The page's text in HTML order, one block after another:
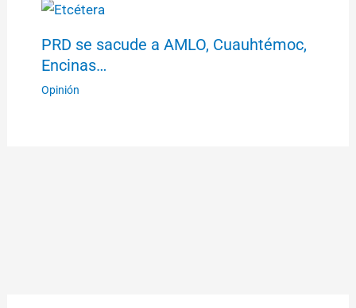
PRD se sacude a AMLO, Cuauhtémoc,
Encinas…
Opinión